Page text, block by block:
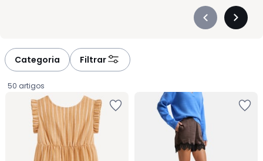
Précédent
Categoria Filtrar
50 artigos